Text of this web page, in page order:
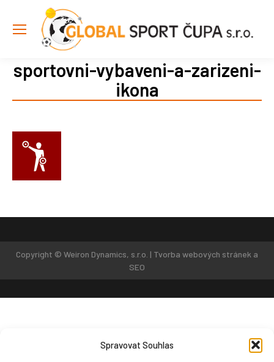
Spravovat Souhlas
sportovni-vybaveni-a-zarizeni-
ikona
Copyright © Weiron Dynamics, s.r.o. | Tvorba webových stránek a
SEO